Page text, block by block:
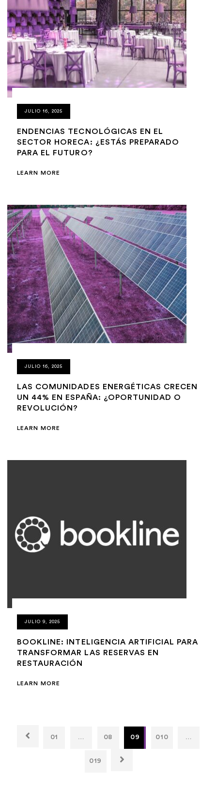
JULIO 16, 2025
ENDENCIAS TECNOLÓGICAS EN EL
SECTOR HORECA: ¿ESTÁS PREPARADO
PARA EL FUTURO?
LEARN MORE
JULIO 16, 2025
LAS COMUNIDADES ENERGÉTICAS CRECEN
UN 44% EN ESPAÑA: ¿OPORTUNIDAD O
REVOLUCIÓN?
LEARN MORE
JULIO 9, 2025
BOOKLINE: INTELIGENCIA ARTIFICIAL PARA
TRANSFORMAR LAS RESERVAS EN
RESTAURACIÓN
LEARN MORE
01 … 08 09 010 …
019